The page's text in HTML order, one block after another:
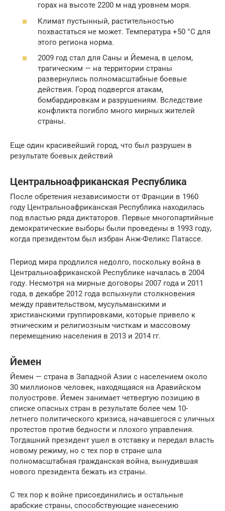
горах на высоте 2200 м над уровнем моря.
Климат пустынный, растительностью
похвастаться не может. Температура +50 °C для
этого региона норма.
2009 год стал для Саны и Йемена, в целом,
трагическим — на территории страны
развернулись полномасштабные боевые
действия. Город подвергся атакам,
бомбардировкам и разрушениям. Вследствие
конфликта погибло много мирных жителей
страны.
Еще один красивейший город, что был разрушен в
результате боевых действий
Центральноафриканская Республика
После обретения независимости от Франции в 1960
году Центральноафриканская Республика находилась
под властью ряда диктаторов. Первые многопартийные
демократические выборы были проведены в 1993 году,
когда президентом был избран Анж-Феликс Патассе.
Период мира продлился недолго, поскольку война в
Центральноафриканской Республике началась в 2004
году. Несмотря на мирные договоры 2007 года и 2011
года, в декабре 2012 года вспыхнули столкновения
между правительством, мусульманскими и
христианскими группировками, которые привело к
этническим и религиозным чисткам и массовому
перемещению населения в 2013 и 2014 гг.
Йемен
Йемен — страна в Западной Азии с населением около
30 миллионов человек, находящаяся на Аравийском
полуострове. Йемен занимает четвертую позицию в
списке опасных стран в результате более чем 10-
летнего политического кризиса, начавшегося с уличных
протестов против бедности и плохого управления.
Тогдашний президент ушел в отставку и передал власть
новому режиму, но с тех пор в стране шла
полномасштабная гражданская война, вынудившая
нового президента бежать из страны.
С тех пор к войне присоединились и остальные
арабские страны, способствующие нанесению